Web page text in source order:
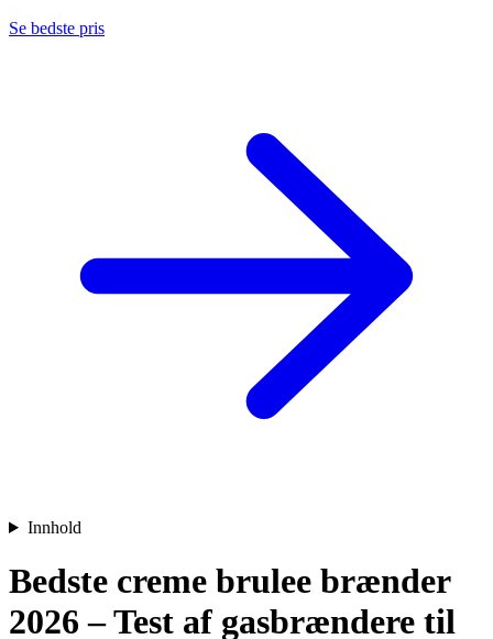
Se bedste pris
Innhold
Bedste creme brulee brænder
2026 – Test af gasbrændere til